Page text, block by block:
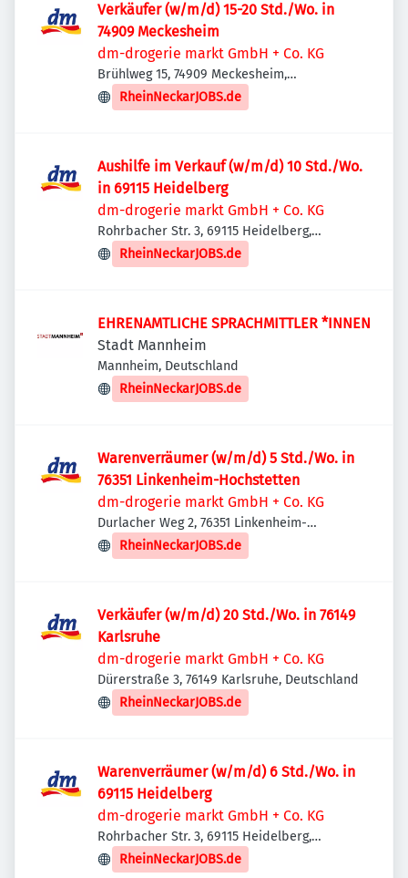
Verkäufer (w/m/d) 15-20 Std./Wo. in
74909 Meckesheim
dm-drogerie markt GmbH + Co. KG
Brühlweg 15, 74909 Meckesheim,
Deutschland
RheinNeckarJOBS.de
Aushilfe im Verkauf (w/m/d) 10 Std./Wo.
in 69115 Heidelberg
dm-drogerie markt GmbH + Co. KG
Rohrbacher Str. 3, 69115 Heidelberg,
Deutschland
RheinNeckarJOBS.de
EHRENAMTLICHE SPRACHMITTLER *INNEN
Stadt Mannheim
Mannheim, Deutschland
RheinNeckarJOBS.de
Warenverräumer (w/m/d) 5 Std./Wo. in
76351 Linkenheim-Hochstetten
dm-drogerie markt GmbH + Co. KG
Durlacher Weg 2, 76351 Linkenheim-
Hochstetten, Deutschland
RheinNeckarJOBS.de
Verkäufer (w/m/d) 20 Std./Wo. in 76149
Karlsruhe
dm-drogerie markt GmbH + Co. KG
Dürerstraße 3, 76149 Karlsruhe, Deutschland
RheinNeckarJOBS.de
Warenverräumer (w/m/d) 6 Std./Wo. in
69115 Heidelberg
dm-drogerie markt GmbH + Co. KG
Rohrbacher Str. 3, 69115 Heidelberg,
Deutschland
RheinNeckarJOBS.de